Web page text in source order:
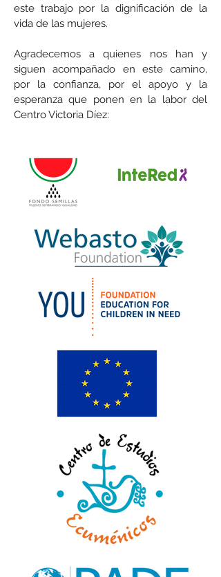
este trabajo por la dignificación de la
vida de las mujeres.
Agradecemos a quienes nos han y
siguen acompañado en este camino,
por la confianza, por el apoyo y la
esperanza que ponen en la labor del
Centro Victoria Díez: